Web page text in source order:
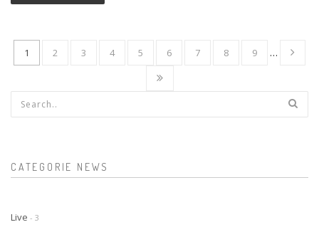
1 2 3 4 5 6 7 8 9 …
Form di ricerca
CATEGORIE NEWS
Live - 3